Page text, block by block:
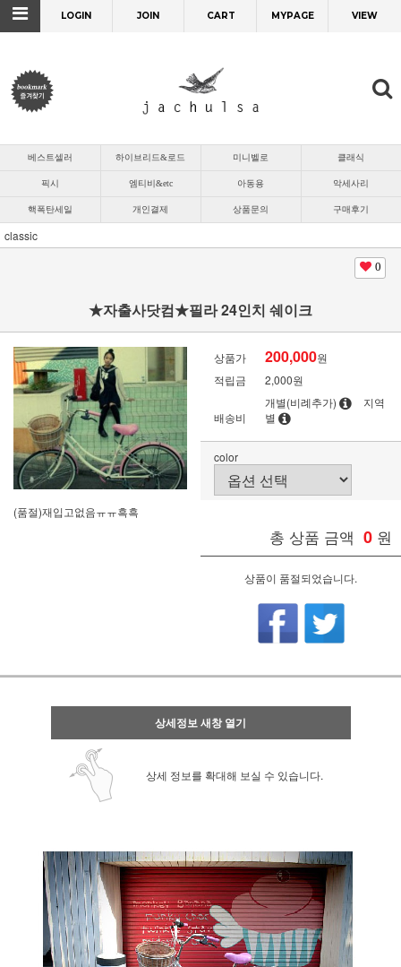
LOGIN JOIN CART MYPAGE VIEW
베스트셀러 하이브리드&로드 미니벨로 클래식
픽시 엠티비&etc 아동용 악세사리
핵폭탄세일 개인결제 상품문의 구매후기
classic
0
★자출사닷컴★필라 24인치 쉐이크
(품절)재입고없음ㅠㅠ흑흑
상품가 200,000원
적립금
2,000원
배송비
개별(비례추가)
지역
별
color
총 상품 금액 0 원
상품이 품절되었습니다.
상세정보 새창 열기
상세 정보를 확대해 보실 수 있습니다.